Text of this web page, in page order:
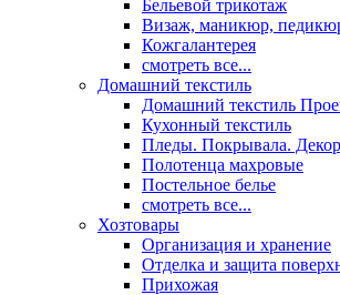
Бельевой трикотаж
Визаж, маникюр,
Кожгалантерея
смотреть все...
Домашний текстиль
Домашний текстиль
Кухонный текстиль
Пледы. Покрывала. Декор
Полотенца махровые
Постельное белье
смотреть все...
Хозтовары
Организация и хранение
Отделка и защита
Прихожая